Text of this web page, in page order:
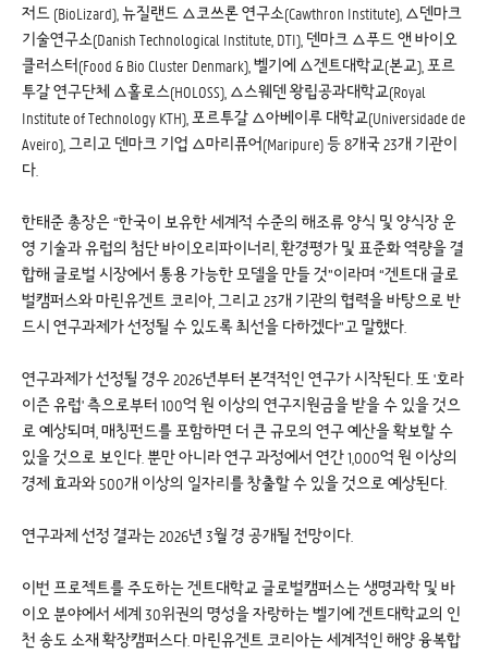
저드 (BioLizard), 뉴질랜드 △코쓰론 연구소(Cawthron Institute), △덴마크
기술연구소(Danish Technological Institute, DTI), 덴마크 △푸드 앤 바이오
클러스터(Food & Bio Cluster Denmark), 벨기에 △겐트대학교(본교), 포르
투갈 연구단체 △홀로스(HOLOSS), △스웨덴 왕립공과대학교(Royal
Institute of Technology KTH), 포르투갈 △아베이루 대학교(Universidade de
Aveiro), 그리고 덴마크 기업 △마리퓨어(Maripure) 등 8개국 23개 기관이
다.
한태준 총장은 “한국이 보유한 세계적 수준의 해조류 양식 및 양식장 운
영 기술과 유럽의 첨단 바이오리파이너리, 환경평가 및 표준화 역량을 결
합해 글로벌 시장에서 통용 가능한 모델을 만들 것”이라며 “겐트대 글로
벌캠퍼스와 마린유겐트 코리아, 그리고 23개 기관의 협력을 바탕으로 반
드시 연구과제가 선정될 수 있도록 최선을 다하겠다”고 말했다.
연구과제가 선정될 경우 2026년부터 본격적인 연구가 시작된다. 또 '호라
이즌 유럽' 측으로부터 100억 원 이상의 연구지원금을 받을 수 있을 것으
로 예상되며, 매칭펀드를 포함하면 더 큰 규모의 연구 예산을 확보할 수
있을 것으로 보인다. 뿐만 아니라 연구 과정에서 연간 1,000억 원 이상의
경제 효과와 500개 이상의 일자리를 창출할 수 있을 것으로 예상된다.
연구과제 선정 결과는 2026년 3월 경 공개될 전망이다.
이번 프로젝트를 주도하는 겐트대학교 글로벌캠퍼스는 생명과학 및 바
이오 분야에서 세계 30위권의 명성을 자랑하는 벨기에 겐트대학교의 인
천 송도 소재 확장캠퍼스다. 마린유겐트 코리아는 세계적인 해양 융복합